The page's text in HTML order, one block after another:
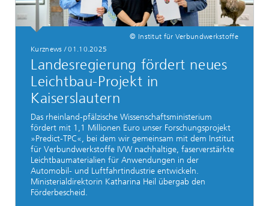
© Institut für Verbundwerkstoffe
Kurznews / 01.10.2025
Landesregierung fördert neues
Leichtbau-Projekt in
Kaiserslautern
Das rheinland-pfälzische Wissenschaftsministerium
fördert mit 1,1 Millionen Euro unser Forschungsprojekt
»Predict-TPC«, bei dem wir gemeinsam mit dem Institut
für Verbundwerkstoffe IVW nachhaltige, faserverstärkte
Leichtbaumaterialien für Anwendungen in der
Automobil- und Luftfahrtindustrie entwickeln.
Ministerialdirektorin Katharina Heil übergab den
Förderbescheid.